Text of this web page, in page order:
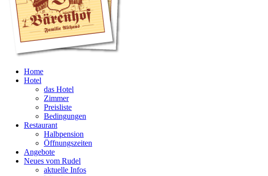
Home
Hotel
das Hotel
Zimmer
Preisliste
Bedingungen
Restaurant
Halbpension
Öffnungszeiten
Angebote
Neues vom Rudel
aktuelle Infos